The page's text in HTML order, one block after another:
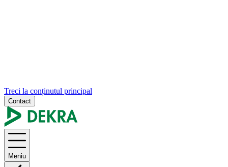
Treci la conținutul principal
Contact
Meniu